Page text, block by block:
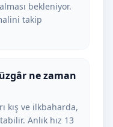
bekleniyor.
takip
ne zaman
kış ve ilkbaharda,
Anlık hız 13